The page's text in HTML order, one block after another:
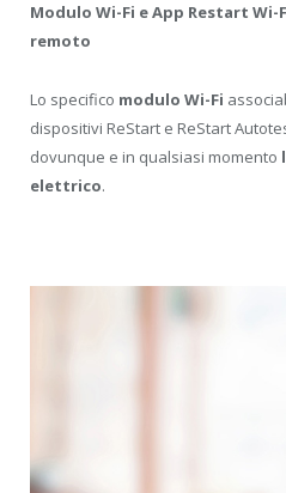
Modulo Wi-Fi e App Restart Wi-
remoto
Lo specifico modulo Wi-Fi
dispositivi ReStart e ReStart
dovunque e in qualsiasi momento
elettrico.